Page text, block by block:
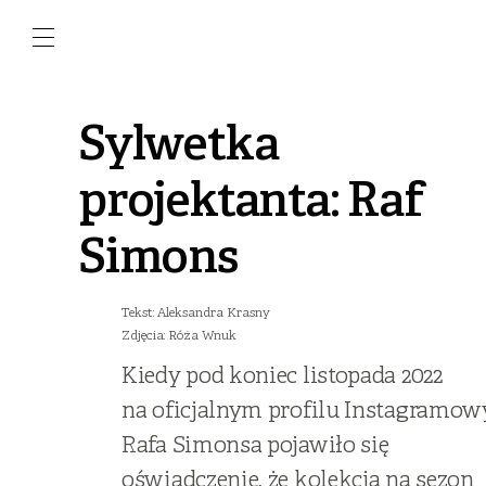
Sylwetka
projektanta: Raf
Simons
Tekst: Aleksandra Krasny
Zdjęcia: Róża Wnuk
Kiedy pod koniec listopada 2022
na oficjalnym profilu
Rafa Simonsa pojawiło się